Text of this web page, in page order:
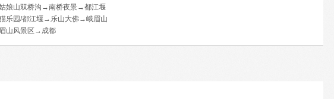
娘山双桥沟→南桥夜景→都江堰
乐园/都江堰→乐山大佛→峨眉山
山风景区→成都